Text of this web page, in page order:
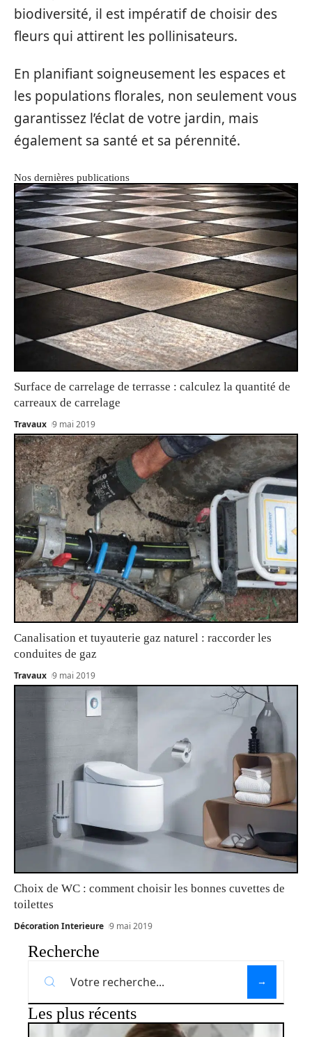
biodiversité, il est impératif de choisir des
fleurs qui attirent les pollinisateurs.
En planifiant soigneusement les espaces et
les populations florales, non seulement vous
garantissez l’éclat de votre jardin, mais
également sa santé et sa pérennité.
Nos dernières publications
Surface de carrelage de terrasse : calculez la quantité de
carreaux de carrelage
Travaux 9 mai 2019
Canalisation et tuyauterie gaz naturel : raccorder les
conduites de gaz
Travaux 9 mai 2019
Choix de WC : comment choisir les bonnes cuvettes de
toilettes
Décoration Interieure 9 mai 2019
Recherche
Les plus récents